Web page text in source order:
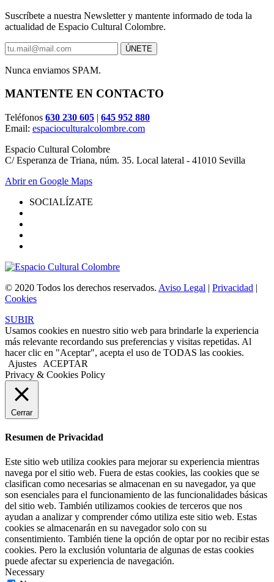
Suscríbete a nuestra Newsletter y mantente informado de toda la
actualidad de Espacio Cultural Colombre.
Nunca enviamos SPAM.
MANTENTE EN CONTACTO
Teléfonos 630 230 605 | 645 952 880
Email: espacioculturalcolombre.com
Espacio Cultural Colombre
C/ Esperanza de Triana, núm. 35. Local lateral - 41010 Sevilla
Abrir en Google Maps
SOCIALÍZATE
© 2020 Todos los derechos reservados. Aviso Legal | Privacidad |
Cookies
SUBIR
Usamos cookies en nuestro sitio web para brindarle la experiencia
más relevante recordando sus preferencias y visitas repetidas. Al
hacer clic en "Aceptar", acepta el uso de TODAS las cookies.
Ajustes
ACEPTAR
Privacy & Cookies Policy
Cerrar
Resumen de Privacidad
Este sitio web utiliza cookies para mejorar su experiencia mientras
navega por el sitio web. Fuera de estas cookies, las cookies que se
clasifican como necesarias se almacenan en su navegador, ya que
son esenciales para el funcionamiento de las funcionalidades básicas
del sitio web. También utilizamos cookies de terceros que nos
ayudan a analizar y comprender cómo utiliza este sitio web. Estas
cookies se almacenarán en su navegador solo con su
consentimiento. También tiene la opción de optar por no recibir estas
cookies. Pero la exclusión voluntaria de algunas de estas cookies
puede afectar su experiencia de navegación.
Necessary